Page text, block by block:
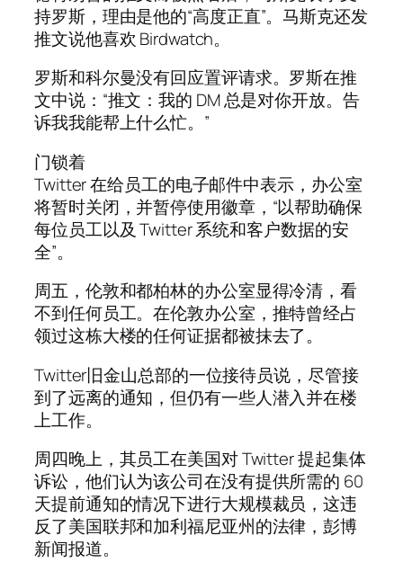
持罗斯，理由是他的“高度正直”。马斯克还发
推文说他喜欢 Birdwatch。
罗斯和科尔曼没有回应置评请求。罗斯在推
文中说：“推文：我的 DM 总是对你开放。告
诉我我能帮上什么忙。”
门锁着
Twitter 在给员工的电子邮件中表示，办公室
将暂时关闭，并暂停使用徽章，“以帮助确保
每位员工以及 Twitter 系统和客户数据的安
全”。
周五，伦敦和都柏林的办公室显得冷清，看
不到任何员工。在伦敦办公室，推特曾经占
领过这栋大楼的任何证据都被抹去了。
Twitter旧金山总部的一位接待员说，尽管接
到了远离的通知，但仍有一些人潜入并在楼
上工作。
周四晚上，其员工在美国对 Twitter 提起集体
诉讼，他们认为该公司在没有提供所需的 60
天提前通知的情况下进行大规模裁员，这违
反了美国联邦和加利福尼亚州的法律，彭博
新闻报道。